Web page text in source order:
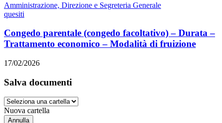
Amministrazione, Direzione e Segreteria Generale
quesiti
Congedo parentale (congedo facoltativo) – Durata –
Trattamento economico – Modalità di fruizione
17/02/2026
Salva documenti
Nuova cartella
Annulla